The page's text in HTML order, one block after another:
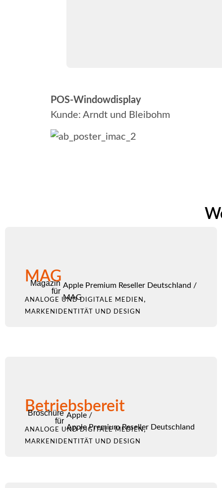
POS-Windowdisplay
Kunde: Arndt und Bleibohm
MAG
Magazin
für
Apple Premium Reseller Deutschland /
MAG
ANALOGE UND DIGITALE MEDIEN ,
MARKENIDENTITÄT UND DESIGN
Betriebsbereit
Broschüre
für
Apple/
Apple Premium Reseller Deutschland
ANALOGE UND DIGITALE MEDIEN,
MARKENIDENTITÄT UND DESIGN